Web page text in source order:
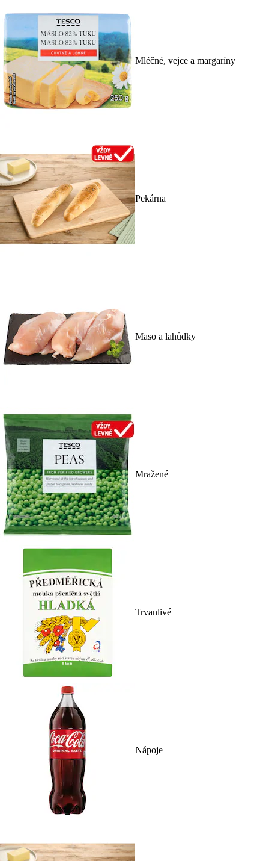
Mléčné, vejce a margaríny
Pekárna
Maso a lahůdky
Mražené
Trvanlivé
Nápoje